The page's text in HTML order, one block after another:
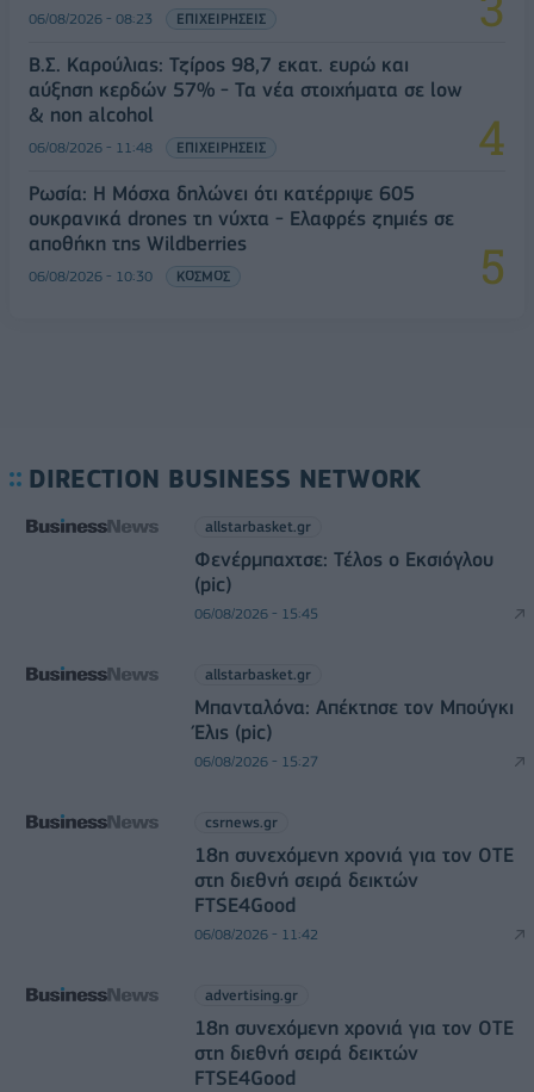
06/08/2026 - 08:23 ΕΠΙΧΕΙΡΗΣΕΙΣ
Β.Σ. Καρούλιας: Τζίρος 98,7 εκατ. ευρώ και
αύξηση κερδών 57% - Τα νέα στοιχήματα σε low
& non alcohol
06/08/2026 - 11:48 ΕΠΙΧΕΙΡΗΣΕΙΣ
Ρωσία: Η Μόσχα δηλώνει ότι κατέρριψε 605
ουκρανικά drones τη νύχτα - Ελαφρές ζημιές σε
αποθήκη της Wildberries
06/08/2026 - 10:30 ΚΟΣΜΟΣ
DIRECTION BUSINESS NETWORK
allstarbasket.gr
Φενέρμπαχτσε: Τέλος ο Εκσιόγλου
(pic)
06/08/2026 - 15:45
allstarbasket.gr
Μπανταλόνα: Απέκτησε τον Μπούγκι
Έλις (pic)
06/08/2026 - 15:27
csrnews.gr
18η συνεχόμενη χρονιά για τον ΟΤΕ
στη διεθνή σειρά δεικτών
FTSE4Good
06/08/2026 - 11:42
advertising.gr
18η συνεχόμενη χρονιά για τον ΟΤΕ
στη διεθνή σειρά δεικτών
FTSE4Good